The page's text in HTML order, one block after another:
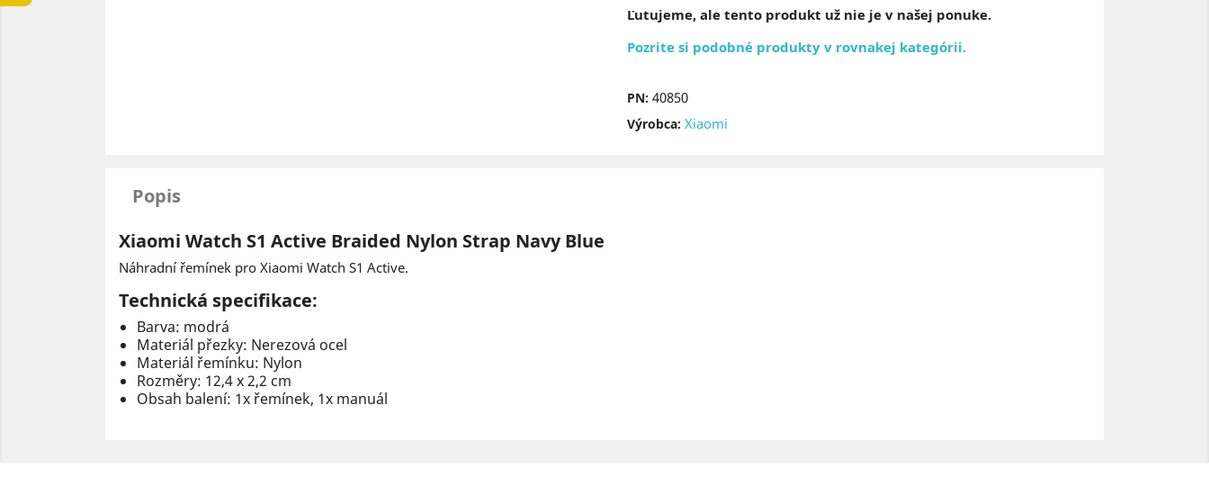
Ľutujeme, ale tento produkt už nie je v našej ponuke.
Pozrite si podobné produkty v rovnakej kategórii.
PN: 40850
Výrobca: Xiaomi
Popis
Xiaomi Watch S1 Active Braided Nylon Strap Navy Blue
Náhradní řemínek pro Xiaomi Watch S1 Active.
Technická specifikace:
Barva: modrá
Materiál přezky: Nerezová ocel
Materiál řemínku: Nylon
Rozměry: 12,4 x 2,2 cm
Obsah balení: 1x řemínek, 1x manuál